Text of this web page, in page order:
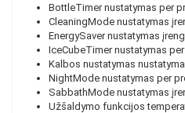
BottleTimer nustatymas per
CleaningMode nustatymas
EnergySaver nustatymas
IceCubeTimer nustatymas
Kalbos nustatymas
NightMode nustatymas per
SabbathMode nustatymas
Užšaldymo funkcijos